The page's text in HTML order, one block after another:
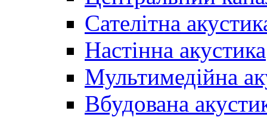
Сателітна
Настінна акустика
Мультимедійна
Вбудована